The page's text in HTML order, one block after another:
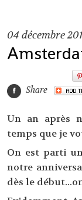
04 décembre
Share
Un an après
temps que je
On est parti
notre
dès le